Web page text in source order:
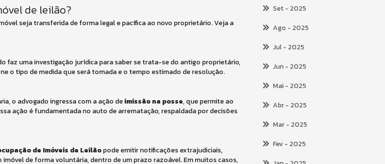
de leilão?
seja transferida de forma legal e pacífica ao novo proprietário. Veja a
faz uma investigação jurídica para saber se trata-se do antigo proprietário,
o tipo de medida que será tomada e o tempo estimado de resolução.
o advogado ingressa com a ação deimissão na posse, que permite ao
ação é fundamentada no auto de arrematação, respaldada por decisões
de Imóveis de Leilãopode emitir notificações extrajudiciais,
de forma voluntária, dentro de um prazo razoável. Em muitos casos,
Set- 2025
Ago - 2025
Jul- 2025
Jun- 2025
Mai- 2025
Abr- 2025
Mar- 2025
Fev- 2025